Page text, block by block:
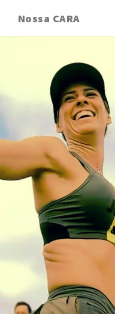
Nossa CARA